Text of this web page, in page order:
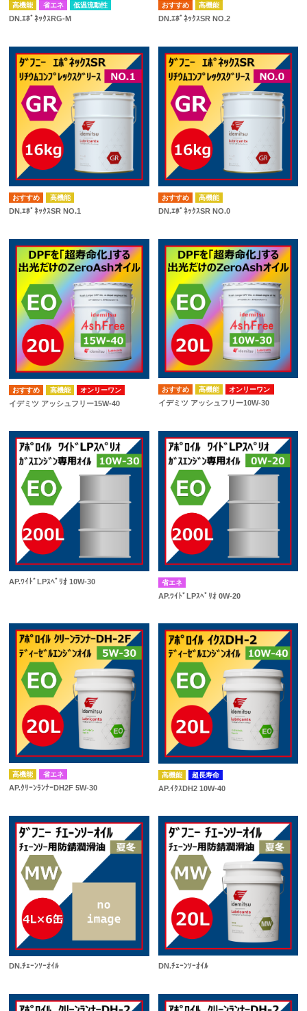
高機能 省エネ 低温流動性
DN.ｴﾎﾟﾈｯｸｽRG-M
高機能
DN.ｴﾎﾟﾈｯｸｽSR NO.2
高機能
DN.ｴﾎﾟﾈｯｸｽSR NO.1
高機能
DN.ｴﾎﾟﾈｯｸｽSR NO.0
高機能 オンリーワン
イデミツ アッシュフリー15W-40
高機能 オンリーワン
イデミツ アッシュフリー10W-30
AP.ﾜｲﾄﾞLPｽﾍﾟﾘｵ 10W-30 省エネ
AP.ﾜｲﾄﾞLPｽﾍﾟﾘｵ 0W-20
高機能 省エネ
AP.ｸﾘｰﾝﾗﾝﾅｰDH2F 5W-30
高機能 超長寿命
AP.ｲｸｽDH2 10W-40
DN.ﾁｪｰﾝｿｰｵｲﾙ DN.ﾁｪｰﾝｿｰｵｲﾙ